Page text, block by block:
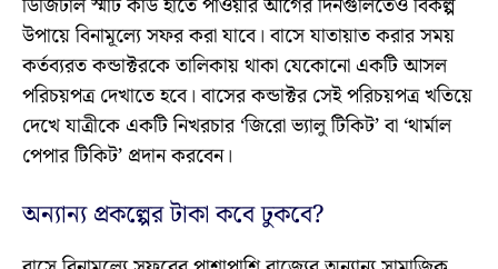
ডিজিটাল স্মার্ট কার্ড হাতে পাওয়ার আগের দিনগুলিতেও বিকল্প
উপায়ে বিনামূল্যে সফর করা যাবে। বাসে যাতায়াত করার সময়
কর্তব্যরত কন্ডাক্টরকে তালিকায় থাকা যেকোনো একটি আসল
পরিচয়পত্র দেখাতে হবে। বাসের কন্ডাক্টর সেই পরিচয়পত্র খতিয়ে
দেখে যাত্রীকে একটি নিখরচার ‘জিরো ভ্যালু টিকিট’ বা ‘থার্মাল
পেপার টিকিট’ প্রদান করবেন।
অন্যান্য প্রকল্পের টাকা কবে ঢুকবে?